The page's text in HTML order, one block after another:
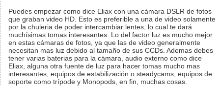
Puedes empezar como dice Eliax con una cámara DSLR de fotos
que graban video HD. Esto es preferible a una de video solamente
por la chuleria de poder intercambiar lentes, lo cual te dará
muchísimas tomas interesantes. Lo del factor luz es mucho mejor
en estas cámaras de fotos, ya que las de video generalmente
necesitan mas luz debido al tamaño de sus CCDs. Ademas debes
tener varias baterias para la cámara, audio externo como dice
Eliax, alguna otra fuente de luz para hacer tomas mucho mas
interesantes, equipos de estabilización o steadycams, equipos de
soporte como trípode y Monopods, en fin, muchas cosas.